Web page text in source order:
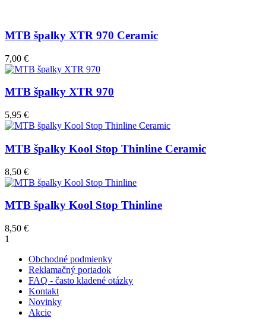
MTB špalky XTR 970 Ceramic
7,00 €
MTB špalky XTR 970
5,95 €
MTB špalky Kool Stop Thinline Ceramic
8,50 €
MTB špalky Kool Stop Thinline
8,50 €
1
Obchodné podmienky
Reklamačný poriadok
FAQ - často kladené otázky
Kontakt
Novinky
Akcie